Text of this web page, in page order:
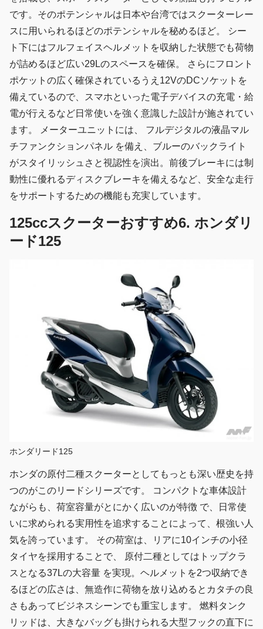
です。そのポテンシャルは日本や台湾ではスクーターレー
スに用いられるほどのポテンシャルを秘めるほど。 シー
ト下にはフルフェイスヘルメットを収納した状態でも荷物
が詰めるほど広い29Lのスペースを確保。 さらにフロント
ポケットの広く確保されているうえ12VのDCソケットを
備えているので、スマホといった電子デバイスの充電・給
電が行えるなど日常使いを強く意識した設計が施されてい
ます。 メーターユニットには、 フルデジタルの液晶マル
チファンクションパネル を備え、ブルーのバックライト
がスタイリッシュさと視認性を演出。前後ブレーキには制
動性に優れるディスクブレーキを備えるなど、安全な走行
をサポートするための機能も充実しています。
125ccスクーターおすすめ6. ホンダリ
ード125
ホンダリード125
ホンダの原付二種スクーターとしてもっとも深い歴史を持
つのがこのリードシリーズです。 コンパクトな車体設計
ながらも、荷室容量がとにかく広いのが特徴 で、日常使
いに求められる実用性を追求することによって、根強い人
気を誇っています。 その荷室は、リアに10インチの小径
タイヤを採用することで、 原付二種としてはトップクラ
スとなる37Lの大容量 を実現。ヘルメットを2つ収納でき
るほどの広さは、無造作に荷物を放り込めるとカタチの良
さもあってビジネスシーンでも重宝します。 燃料タンク
リッドは、大きなバッグも掛けられる大型フックの直下に